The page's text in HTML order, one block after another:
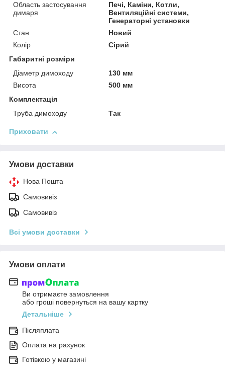
Область застосування
димаря
Печі, Каміни, Котли,
Вентиляційні системи,
Генераторні установки
Стан
Новий
Колір
Сірий
Габаритні розміри
Діаметр димоходу
130 мм
Висота
500 мм
Комплектація
Труба димоходу
Так
Приховати
Умови доставки
Нова Пошта
Самовивіз
Самовивіз
Всі умови доставки
Умови оплати
Ви отримаєте замовлення
або гроші повернуться на вашу картку
Детальніше
Післяплата
Оплата на рахунок
Готівкою у магазині